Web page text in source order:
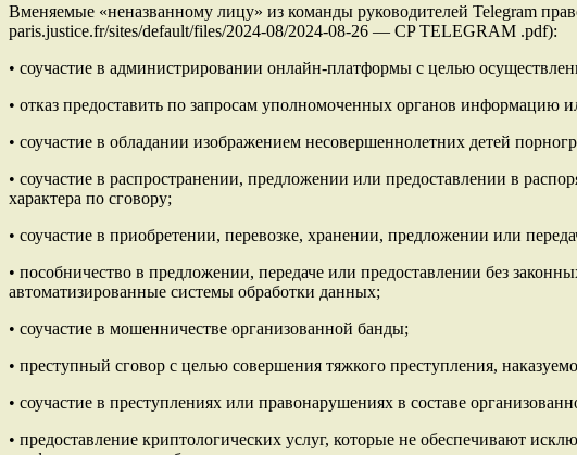
Вменяемые «неназванному лицу» из команды руководителей Telegram
paris.justice.fr/sites/default/files/2024-08/2024-08-26 — CP TELEGRAM .pdf):
• соучастие в администрировании онлайн-платформы с целью
• отказ предоставить по запросам уполномоченных органов информацию
• соучастие в обладании изображением несовершеннолетних детей
• соучастие в распространении, предложении или предоставлении в
характера по сговору;
• соучастие в приобретении, перевозке, хранении, предложении или
• пособничество в предложении, передаче или предоставлении без
автоматизированные системы обработки данных;
• соучастие в мошенничестве организованной банды;
• преступный сговор с целью совершения тяжкого преступления,
• соучастие в преступлениях или правонарушениях в составе
• предоставление криптологических услуг, которые не обеспечивают